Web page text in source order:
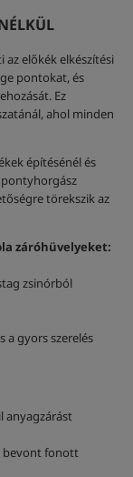
az előkék elkészítési
pontokat, és
Ez
ahol minden
építésénél és
törekszik az
záróhüvelyeket:
zsinórból
a gyors szerelés
anyagzárást
bevont fonott